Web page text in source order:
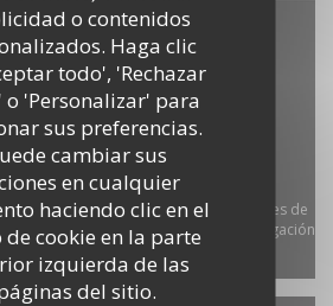
o contenidos
Haga clic
todo', 'Rechazar
'Personalizar' para
sus preferencias.
cambiar sus
en cualquier
haciendo clic en el
de cookie en la parte
izquierda de las
del sitio.
de Waze, debe aceptar las cookies de
pueden recopilar datos de navegación
Permitir